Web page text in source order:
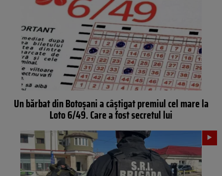
Un bărbat din Botoșani a câștigat premiul cel mare la
Loto 6/49. Care a fost secretul lui